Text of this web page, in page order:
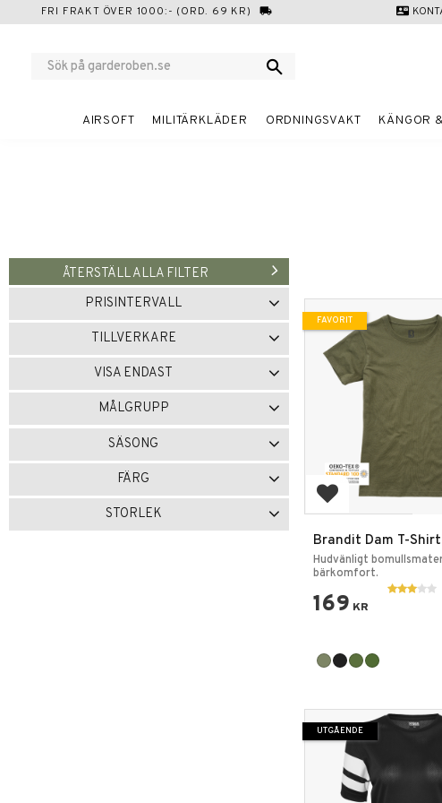
FRI FRAKT ÖVER 1000:- (ORD. 69 KR) local_shipping contact_mail
AIRSOFT MILITÄRKLÄDER ORDNINGSVAKT KÄNGOR
ÅTERSTÄLL ALLA FILTER
PRISINTERVALL
119 249
TILLVERKARE
BRANDIT
1
URBAN CLASSICS
3
VISA ENDAST
Finns i lager
MÅLGRUPP
4 Herr
SÄSONG
Sommar
FÄRG
3 Olivgrön
M90
1 Woodland 1
STORLEK
Lägg till i
Brandit Dam T-Shirt
Hudvänligt
bärkomfort.
169 KR
FAVORIT
UTGÅENDE